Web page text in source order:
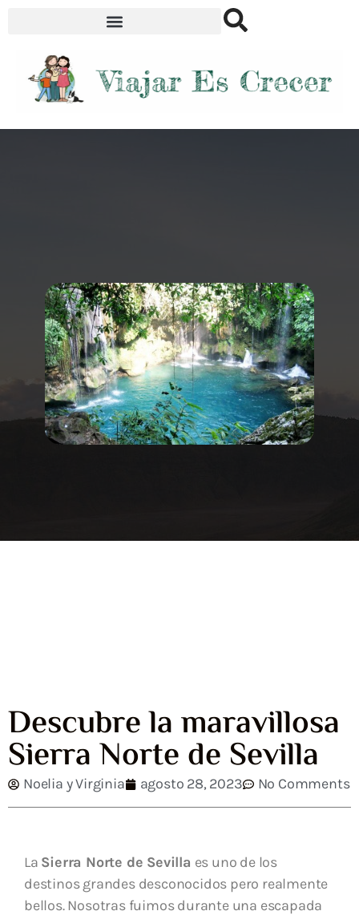
Descubre la maravillosa
Sierra Norte de Sevilla
Noelia y Virginia agosto 28, 2023 No Comments
La Sierra Norte de Sevilla es uno de los
destinos grandes desconocidos pero realmente
bellos. Nosotras fuimos durante una escapada